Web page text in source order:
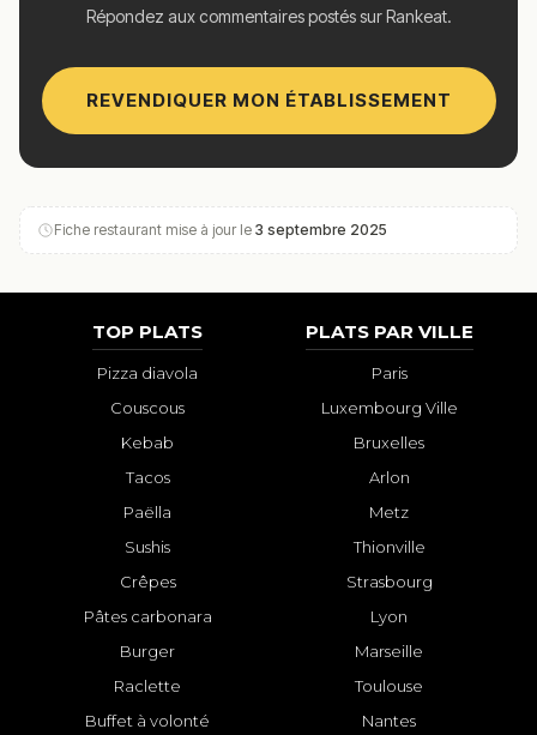
Répondez aux commentaires postés sur Rankeat.
REVENDIQUER MON ÉTABLISSEMENT
Fiche restaurant mise à jour le 3 septembre 2025
TOP PLATS
Pizza diavola
Couscous
Kebab
Tacos
Paëlla
Sushis
Crêpes
Pâtes carbonara
Burger
Raclette
Buffet à volonté
PLATS PAR VILLE
Paris
Luxembourg Ville
Bruxelles
Arlon
Metz
Thionville
Strasbourg
Lyon
Marseille
Toulouse
Nantes